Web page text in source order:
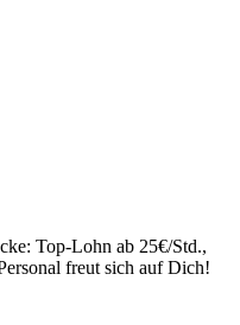
Top-Lohn ab 25€/Std.,
freut sich auf Dich!